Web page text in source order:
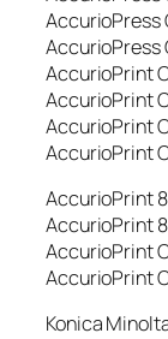
AccurioPress
AccurioPress
AccurioPrint
AccurioPrint
AccurioPrint
AccurioPrint
AccurioPrint
AccurioPrint
AccurioPrint
AccurioPrint
Konica